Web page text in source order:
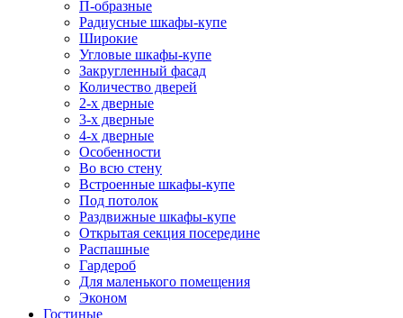
П-образные
Радиусные шкафы-купе
Широкие
Угловые шкафы-купе
Закругленный фасад
Количество дверей
2-х дверные
3-х дверные
4-х дверные
Особенности
Во всю стену
Встроенные шкафы-купе
Под потолок
Раздвижные шкафы-купе
Открытая секция посередине
Распашные
Гардероб
Для маленького помещения
Эконом
Гостиные